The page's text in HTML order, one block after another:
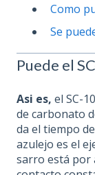
Como
Se
Puede el
Asi es, el SC-
de carbonato
da el tiempo
azulejo es el
sarro está por